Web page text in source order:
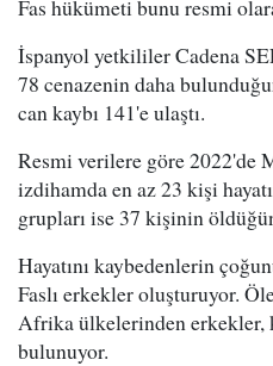
Fas hükümeti bunu resmi
İspanyol yetkililer Cadena
78 cenazenin daha
can kaybı 141'e ulaştı.
Resmi verilere göre 2022'de
izdihamda en az 23 kişi
grupları ise 37 kişinin
Hayatını kaybedenlerin
Faslı erkekler oluşturuyor.
Afrika ülkelerinden erkekler,
bulunuyor.